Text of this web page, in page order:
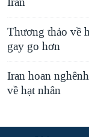
Thương thảo về
gay go hơn
Iran hoan
về hạt nhân